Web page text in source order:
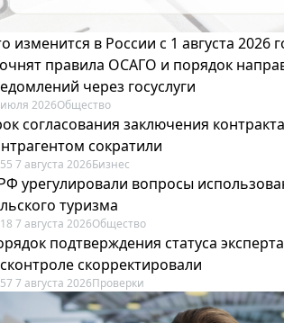
изменится в России с 1 августа 2026
правила ОСАГО и порядок
через госуслуги
2026Общество
согласования заключения
сократили
7 августа 2026Бизнес
урегулировали вопросы
туризма
7 августа 2026Общество
подтверждения статуса
скорректировали
7 августа 2026Проверки